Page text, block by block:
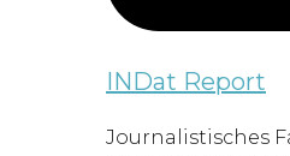
INDat Report
Journalistisches